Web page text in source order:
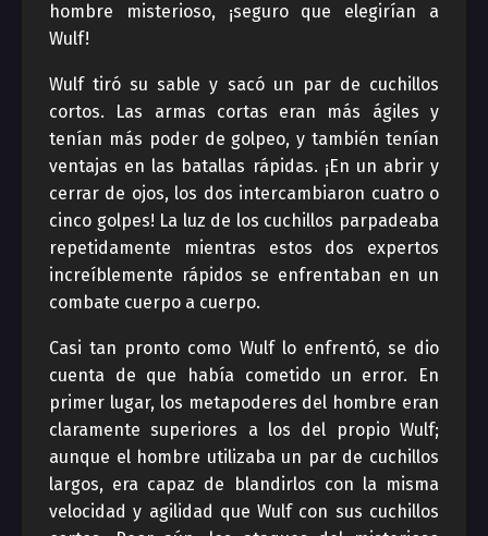
hombre misterioso, ¡seguro que elegirían a
Wulf!
Wulf tiró su sable y sacó un par de cuchillos
cortos. Las armas cortas eran más ágiles y
tenían más poder de golpeo, y también tenían
ventajas en las batallas rápidas. ¡En un abrir y
cerrar de ojos, los dos intercambiaron cuatro o
cinco golpes! La luz de los cuchillos parpadeaba
repetidamente mientras estos dos expertos
increíblemente rápidos se enfrentaban en un
combate cuerpo a cuerpo.
Casi tan pronto como Wulf lo enfrentó, se dio
cuenta de que había cometido un error. En
primer lugar, los metapoderes del hombre eran
claramente superiores a los del propio Wulf;
aunque el hombre utilizaba un par de cuchillos
largos, era capaz de blandirlos con la misma
velocidad y agilidad que Wulf con sus cuchillos